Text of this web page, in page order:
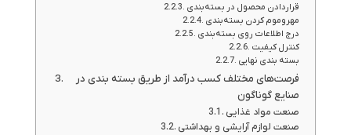
قراردادن محصول در بسته‌بندی
مهروموم کردن بسته‌بندی
درج اطلاعات روی بسته‌بندی
کنترل کیفیت
بسته بندی نهایی
فرصت‌های مختلف کسب درآمد از طریق بسته بندی در
صنایع گوناگون
صنعت مواد غذایی
صنعت لوازم آرایشی و بهداشتی